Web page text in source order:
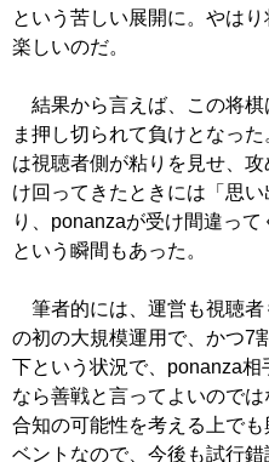
という苦しい展開に。やは
楽しいのだ。
結果から言えば、この将棋
ま押し切られて負けとなっ
は視聴者側が粘りを見せ、
け回ってきたときには「思
り、ponanzaが受け間違って
という瞬間もあった。
筆者的には、運営も視聴者
の初の大規模運用で、かつ7
下という状況で、ponanza相
なら善戦と言ってよいので
合知の可能性を考える上で
ベントなので、今後も試行錯